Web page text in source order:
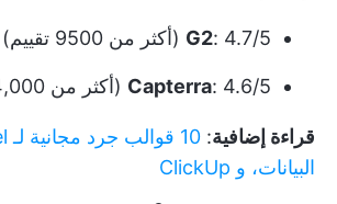
G2: 4.7/5 (أكثر من 9500 تقييم)
Capterra: 4.6/5 (أكثر من 4,000 تقييم)
قراءة إضافية:
البيانات، و ClickUp